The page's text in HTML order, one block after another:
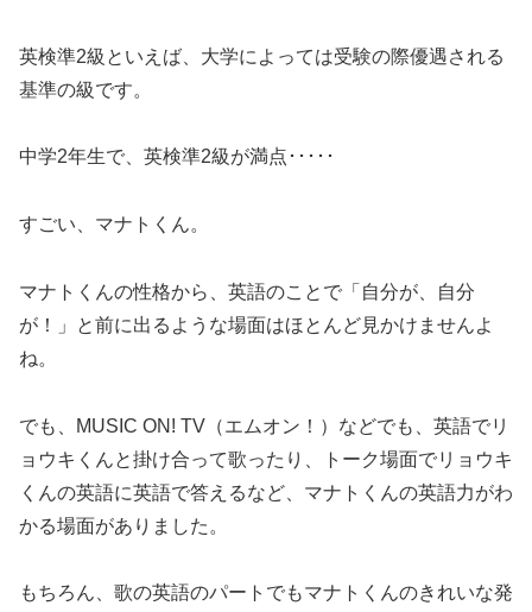
英検準2級といえば、大学によっては受験の際優遇される
基準の級です。
中学2年生で、英検準2級が満点･････
すごい、マナトくん。
マナトくんの性格から、英語のことで「自分が、自分
が！」と前に出るような場面はほとんど見かけませんよ
ね。
でも、MUSIC ON! TV（エムオン！）などでも、英語でリ
ョウキくんと掛け合って歌ったり、トーク場面でリョウキ
くんの英語に英語で答えるなど、マナトくんの英語力がわ
かる場面がありました。
もちろん、歌の英語のパートでもマナトくんのきれいな発